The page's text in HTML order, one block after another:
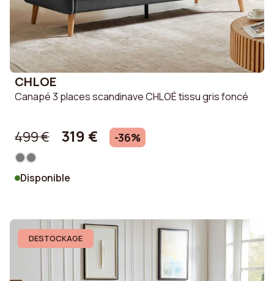
CHLOE
Canapé 3 places scandinave CHLOÉ tissu gris foncé
499 € 319 € -36%
Disponible
DESTOCKAGE